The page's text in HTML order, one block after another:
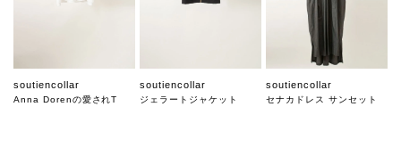
soutiencollar
Anna Dorenの愛されT
soutiencollar
ジェラートジャケット
soutiencollar
セナカドレス サンセット